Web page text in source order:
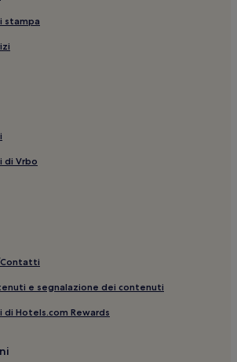
hotel nelle vicinanze
a 3 stelle
Agostino Gemelli: hotel nelle
stampa
di Vrbo
e segnalazione dei contenuti
di Hotels.com Rewards